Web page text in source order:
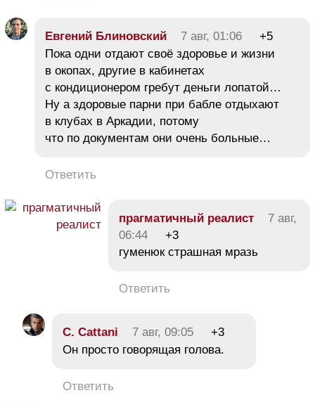
Евгений Блиновский 7 авг, 01:06
+5
Пока одни отдают своё здоровье и жизни
в окопах, другие в кабинетах
с кондиционером гребут деньги лопатой…
Ну а здоровые парни при бабле отдыхают
в клубах в Аркадии, потому
что по документам они очень больные…
Ответить
прагматичный реалист
7 авг,
06:44
+3
гуменюк страшная мразь
Ответить
C. Cattani 7 авг, 09:05
+3
Он просто говорящая голова.
Ответить